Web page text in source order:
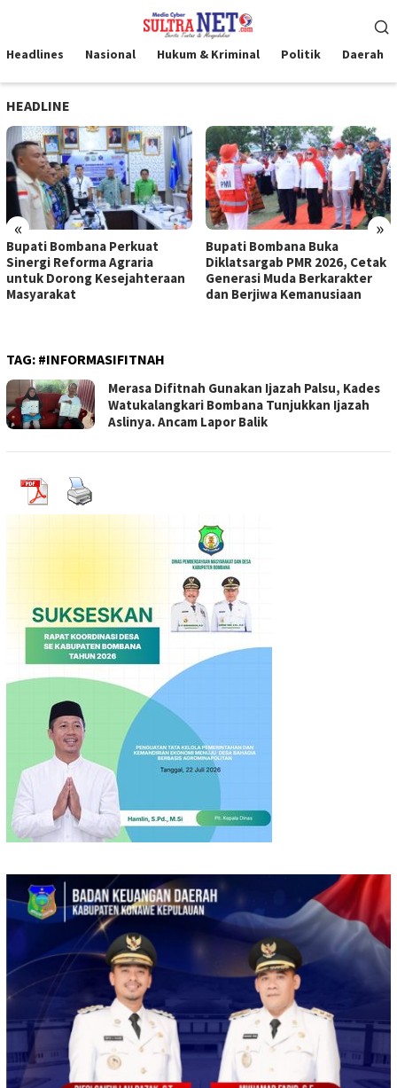
kontenMobile
Headlines Nasional Hukum & Kriminal Politik Daerah
HEADLINE
« »
Bupati Bombana Perkuat
Sinergi Reforma Agraria
untuk Dorong Kesejahteraan
Masyarakat
Bupati Bombana Buka
Diklatsargab PMR 2026, Cetak
Generasi Muda Berkarakter
dan Berjiwa Kemanusiaan
TAG: #INFORMASIFITNAH
Merasa Difitnah Gunakan Ijazah Palsu, Kades
Watukalangkari Bombana Tunjukkan Ijazah
Aslinya. Ancam Lapor Balik